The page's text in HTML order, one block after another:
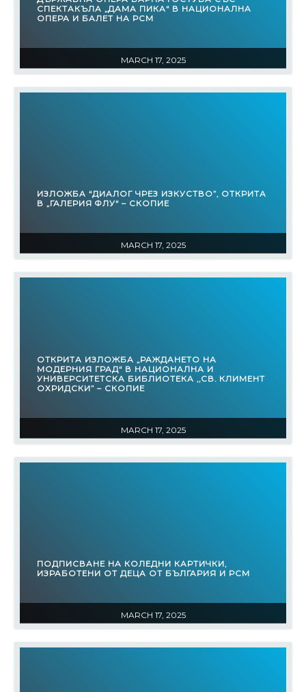
MARCH 17, 2025
СПЕКТАКЪЛА „ДАМА ПИКА“ В НАЦИОНАЛНА
ОПЕРА И БАЛЕТ НА РСМ
MARCH 17, 2025
ИЗЛОЖБА “ДИАЛОГ ЧРЕЗ ИЗКУСТВО”, ОТКРИТА
В „ГАЛЕРИЯ ФЛУ“ – СКОПИЕ
MARCH 17, 2025
ОТКРИТА ИЗЛОЖБА „РАЖДАНЕТО НА
МОДЕРНИЯ ГРАД“ В НАЦИОНАЛНА И
УНИВЕРСИТЕТСКА БИБЛИОТЕКА ,,СВ. КЛИМЕНТ
ОХРИДСКИ” – СКОПИЕ
MARCH 17, 2025
ПОДПИСВАНЕ НА КОЛЕДНИ КАРТИЧКИ,
ИЗРАБОТЕНИ ОТ ДЕЦА ОТ БЪЛГАРИЯ И РСМ